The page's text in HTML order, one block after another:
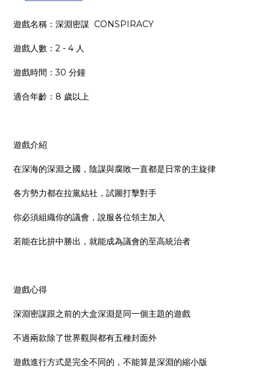
遊戲名稱：深淵密謀 CONSPIRACY
遊戲人數：2 - 4 人
遊戲時間：30 分鐘
適合年齡：8 歲以上
遊戲介紹
在深海的深淵之國，陰謀與腐敗一直都是日常的主旋律
各方勢力都在拉黨結社，試圖打擊對手
你必須組織你的議會，說服各位領主加入
若能在比拚中勝出，就能成為議會的至高統治者
遊戲心得
深淵密謀跟之前的大盒深淵是同一個主題的遊戲
不過兩款除了世界觀與都有五種封面外
遊戲進行方式是完全不同的，不能算是深淵的縮小版